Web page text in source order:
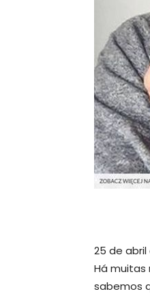
25 de abril
Há muitas
sabemos